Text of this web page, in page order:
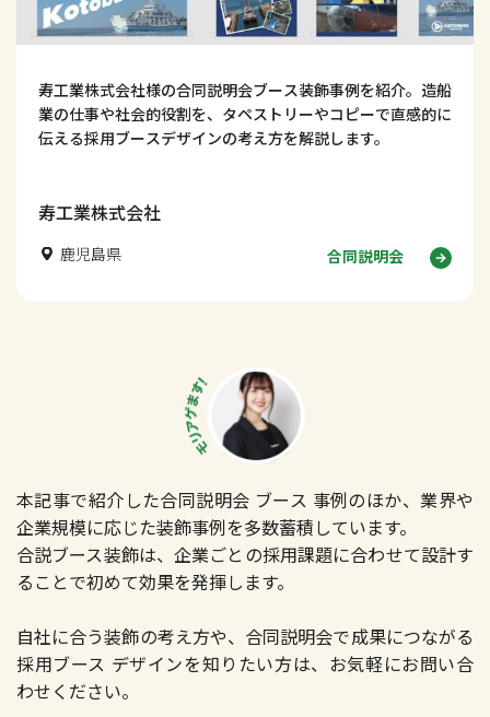
寿工業株式会社様の合同説明会ブース装飾事例を紹介。造船
業の仕事や社会的役割を、タペストリーやコピーで直感的に
伝える採用ブースデザインの考え方を解説します。
寿工業株式会社
鹿児島県 合同説明会
本記事で紹介した合同説明会 ブース 事例のほか、業界や
企業規模に応じた装飾事例を多数蓄積しています。
合説ブース装飾は、企業ごとの採用課題に合わせて設計す
ることで初めて効果を発揮します。
自社に合う装飾の考え方や、合同説明会で成果につながる
採用ブース デザインを知りたい方は、お気軽にお問い合
わせください。